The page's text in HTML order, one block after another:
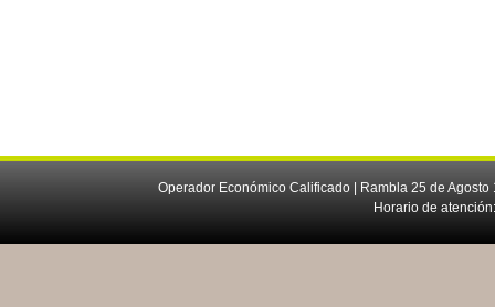
Operador Económico Calificado | Rambla 25 de
Horario de